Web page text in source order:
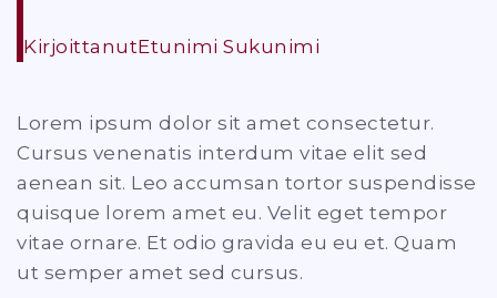
KirjoittanutEtunimi Sukunimi
Lorem ipsum dolor sit amet consectetur.
Cursus venenatis interdum vitae elit sed
aenean sit. Leo accumsan tortor suspendisse
quisque lorem amet eu. Velit eget tempor
vitae ornare. Et odio gravida eu eu et. Quam
ut semper amet sed cursus.